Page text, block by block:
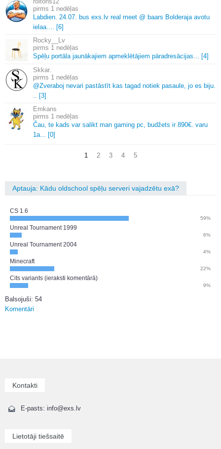
1 nedēļas
Labdien. 24.07. bus exs. lv real meet @ baars Bolderaja avotu
ielaa.... [6]
Rocky__Lv
1 nedēļas
Spēļu portāla jaunākajiem apmeklētājiem pāradresācijas... [4]
Skkar.
1 nedēļas
@Zveraboj nevari pastāstīt kas tagad notiek pasaule, jo es biju.
.. [3]
Emkans
1 nedēļas
Čau, te kads var salikt man gaming pc, budžets ir 890€. varu
1a... [0]
1 2 3 4 5
Aptauja: Kādu oldschool spēļu serveri vajadzētu exā?
CS 1.6
59%
Unreal Tournament 1999
6%
Unreal Tournament 2004
4%
Minecraft
22%
Cits variants (ieraksti komentārā)
9%
Balsojuši: 54
Komentāri
Kontakti
E-pasts: info@exs.lv
Lietotāji tiešsaitē